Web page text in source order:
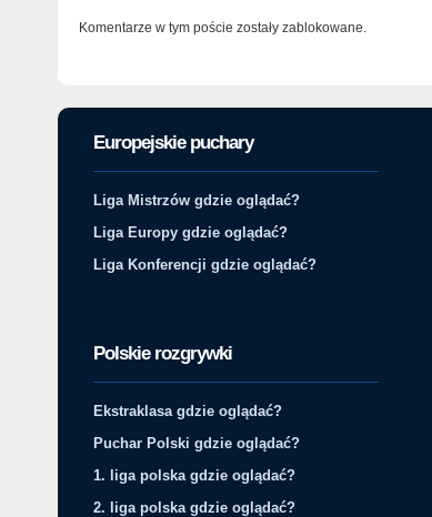
Komentarze w tym poście zostały zablokowane.
Europejskie puchary
Liga Mistrzów gdzie oglądać?
Liga Europy gdzie oglądać?
Liga Konferencji gdzie oglądać?
Polskie rozgrywki
Ekstraklasa gdzie oglądać?
Puchar Polski gdzie oglądać?
1. liga polska gdzie oglądać?
2. liga polska gdzie oglądać?